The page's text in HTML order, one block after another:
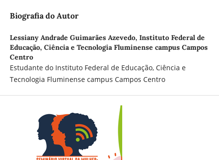
Biografia do Autor
Lessiany Andrade Guimarães Azevedo, Instituto Federal de
Educação, Ciência e Tecnologia Fluminense campus Campos
Centro
Estudante do Instituto Federal de Educação, Ciência e
Tecnologia Fluminense campus Campos Centro